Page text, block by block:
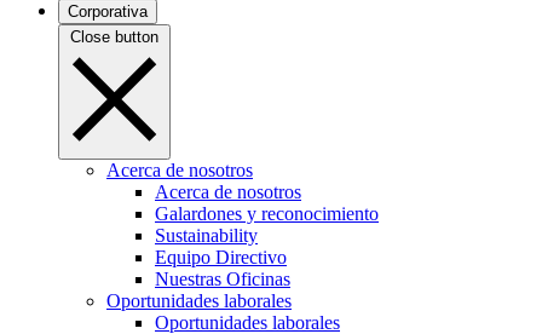
Corporativa
Close button
Acerca de nosotros
Acerca de nosotros
Galardones y reconocimiento
Sustainability
Equipo Directivo
Nuestras Oficinas
Oportunidades laborales
Oportunidades laborales